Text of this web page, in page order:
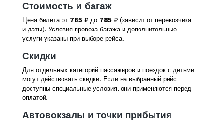
Стоимость и багаж
Цена билета от 785 ₽ до 785 ₽ (зависит от перевозчика
и даты). Условия провоза багажа и дополнительные
услуги указаны при выборе рейса.
Скидки
Для отдельных категорий пассажиров и поездок с детьми
могут действовать скидки. Если на выбранный рейс
доступны специальные условия, они применяются перед
оплатой.
Автовокзалы и точки прибытия